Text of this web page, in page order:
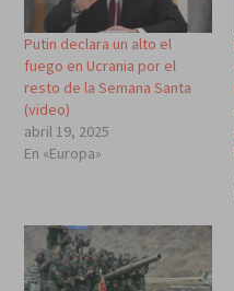
Putin declara un alto el
fuego en Ucrania por el
resto de la Semana Santa
(video)
abril 19, 2025
En «Europa»